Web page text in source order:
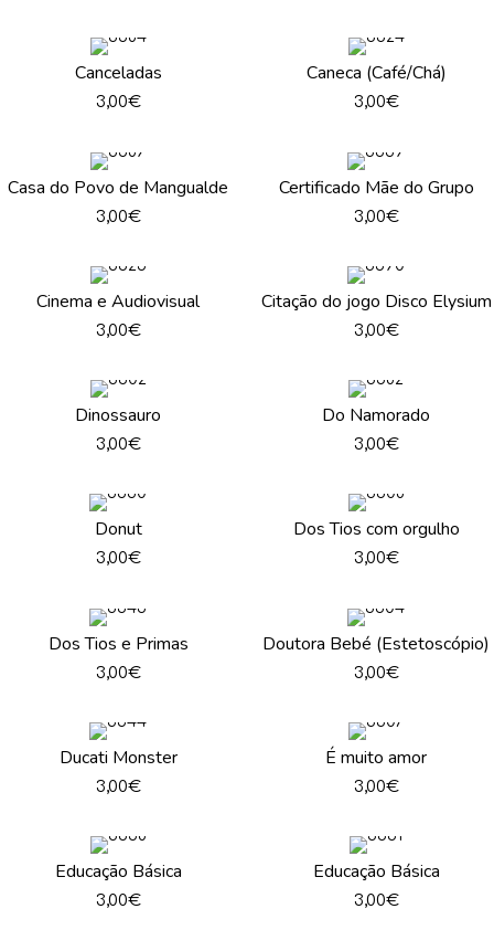
Canceladas
3,00€
Caneca (Café/Chá)
3,00€
Casa do Povo de Mangualde
3,00€
Certificado Mãe do Grupo
3,00€
Cinema e Audiovisual
3,00€
Citação do jogo Disco Elysium
3,00€
Dinossauro
3,00€
Do Namorado
3,00€
Donut
3,00€
Dos Tios com orgulho
3,00€
Dos Tios e Primas
3,00€
Doutora Bebé (Estetoscópio)
3,00€
Ducati Monster
3,00€
É muito amor
3,00€
Educação Básica
3,00€
Educação Básica
3,00€